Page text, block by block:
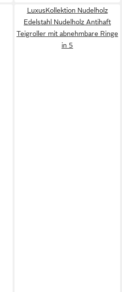
LuxusKollektion Nudelholz
Edelstahl Nudelholz Antihaft
Teigroller mit abnehmbare Ringe
in 5